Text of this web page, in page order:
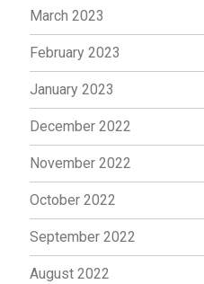
March 2023
February 2023
January 2023
December 2022
November 2022
October 2022
September 2022
August 2022